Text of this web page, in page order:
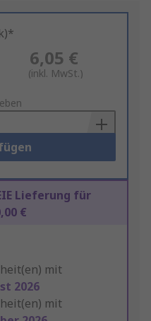
6,05 €
(inkl. MwSt.)
Lieferung für
€
mit
2026
mit